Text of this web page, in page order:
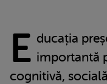
E ducația
importantă
cognitivă,